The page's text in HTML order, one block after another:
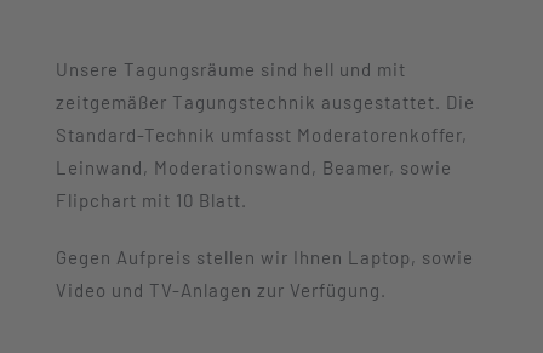
Unsere Tagungsräume sind hell und mit
zeitgemäßer Tagungstechnik ausgestattet. Die
Standard-Technik umfasst Moderatorenkoffer,
Leinwand, Moderationswand, Beamer, sowie
Flipchart mit 10 Blatt.
Gegen Aufpreis stellen wir Ihnen Laptop, sowie
Video und TV-Anlagen zur Verfügung.